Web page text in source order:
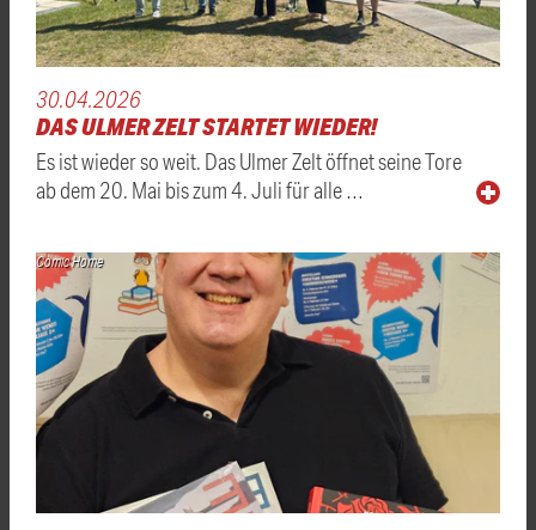
30.04.2026
DAS ULMER ZELT STARTET WIEDER!
Es ist wieder so weit. Das Ulmer Zelt öffnet seine Tore
ab dem 20. Mai bis zum 4. Juli für alle …
Comic Home